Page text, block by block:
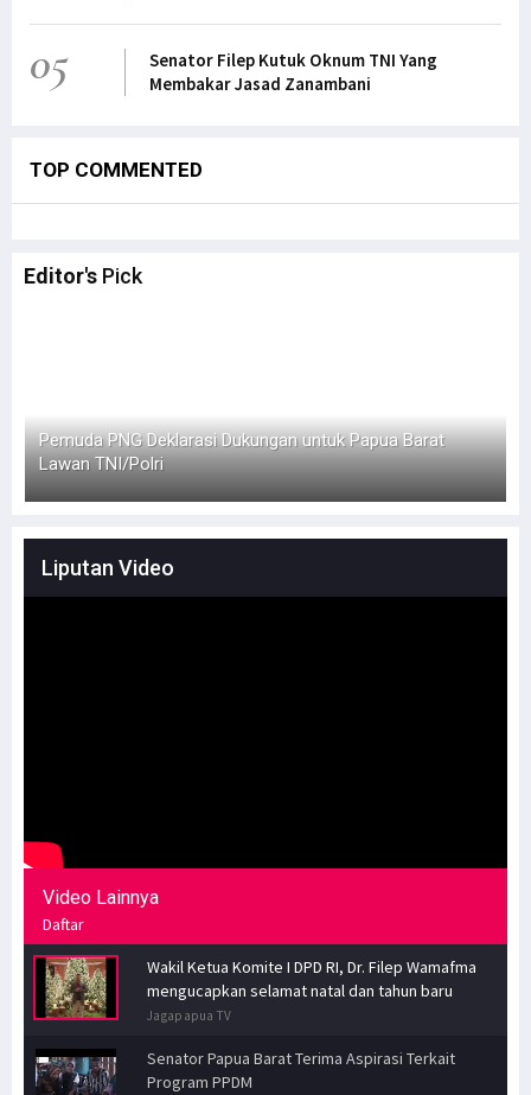
05
Senator Filep Kutuk Oknum TNI Yang
Membakar Jasad Zanambani
TOP COMMENTED
Editor's Pick
Pemuda PNG Deklarasi Dukungan untuk Papua Barat
Lawan TNI/Polri
Liputan Video
Video Lainnya
Daftar
Wakil Ketua Komite I DPD RI, Dr. Filep Wamafma
mengucapkan selamat natal dan tahun baru
Jagapapua TV
Senator Papua Barat Terima Aspirasi Terkait
Program PPDM